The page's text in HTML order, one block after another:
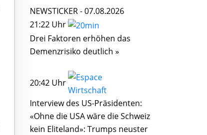
NEWSTICKER -07.08.2026
21:22 Uhr
Drei Faktoren erhöhen das
Demenzrisiko deutlich »
20:42 Uhr
Interview des US-Präsidenten:
«Ohne die USA wäre die Schweiz
kein Eliteland»: Trumps neuster